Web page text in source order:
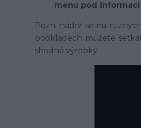
menu pod
Pozn. nádrž se na
podkladech můžete
shodné výrobky.